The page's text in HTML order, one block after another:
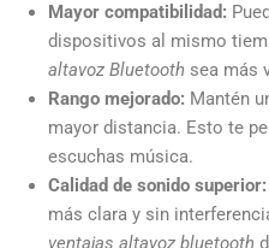
Mayor compatibilidad:
dispositivos al mismo
altavoz Bluetooth sea más
Rango mejorado: Mantén
mayor distancia. Esto te
escuchas música.
Calidad de sonido superior:
más clara y sin
ventajas altavoz bluetooth